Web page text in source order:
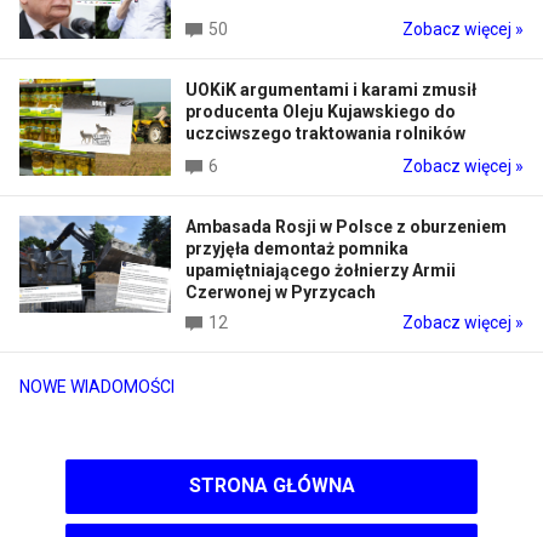
NOWE WIADOMOŚCI
50 Zobacz więcej »
UOKiK argumentami i karami zmusił
producenta Oleju Kujawskiego do
uczciwszego traktowania rolników
6
Zobacz więcej »
Ambasada Rosji w Polsce z oburzeniem
przyjęła demontaż pomnika
upamiętniającego żołnierzy Armii
Czerwonej w Pyrzycach
12
Zobacz więcej »
STRONA GŁÓWNA